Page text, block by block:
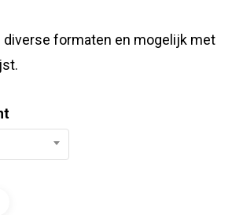
diverse formaten en mogelijk met